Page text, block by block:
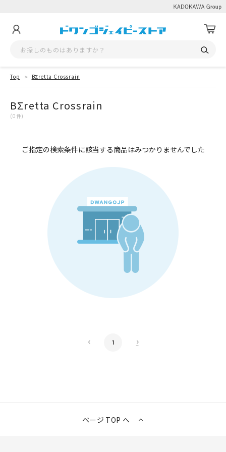
Top BΣretta Crossrain
BΣretta Crossrain
(0件)
ご指定の検索条件に該当する商品はみつかりませんでした
‹ 1 ›
ページ TOP へ